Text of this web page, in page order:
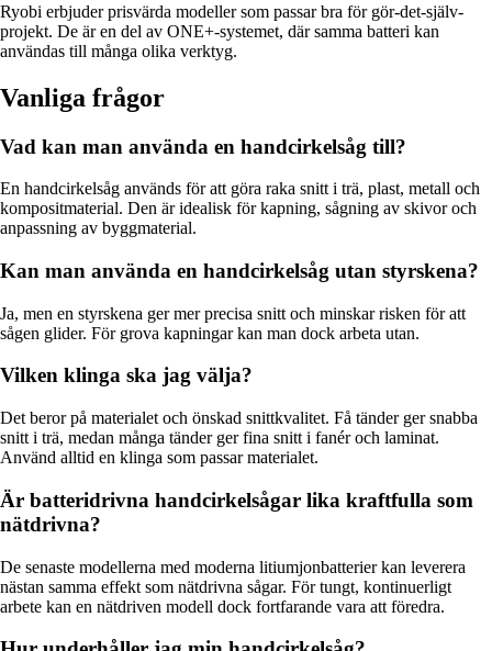
Ryobi erbjuder prisvärda modeller som passar bra för gör-det-själv-
projekt. De är en del av ONE+-systemet, där samma batteri kan
användas till många olika verktyg.
Vanliga frågor
Vad kan man använda en handcirkelsåg till?
En handcirkelsåg används för att göra raka snitt i trä, plast, metall och
kompositmaterial. Den är idealisk för kapning, sågning av skivor och
anpassning av byggmaterial.
Kan man använda en handcirkelsåg utan styrskena?
Ja, men en styrskena ger mer precisa snitt och minskar risken för att
sågen glider. För grova kapningar kan man dock arbeta utan.
Vilken klinga ska jag välja?
Det beror på materialet och önskad snittkvalitet. Få tänder ger snabba
snitt i trä, medan många tänder ger fina snitt i fanér och laminat.
Använd alltid en klinga som passar materialet.
Är batteridrivna handcirkelsågar lika kraftfulla som
nätdrivna?
De senaste modellerna med moderna litiumjonbatterier kan leverera
nästan samma effekt som nätdrivna sågar. För tungt, kontinuerligt
arbete kan en nätdriven modell dock fortfarande vara att föredra.